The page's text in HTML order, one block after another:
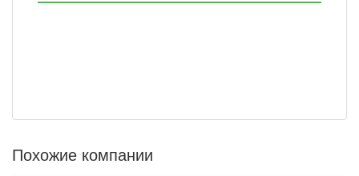
Похожие компании